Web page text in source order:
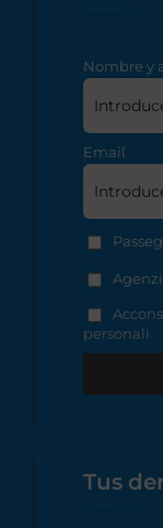
Nombre y
Email
personali
Tus